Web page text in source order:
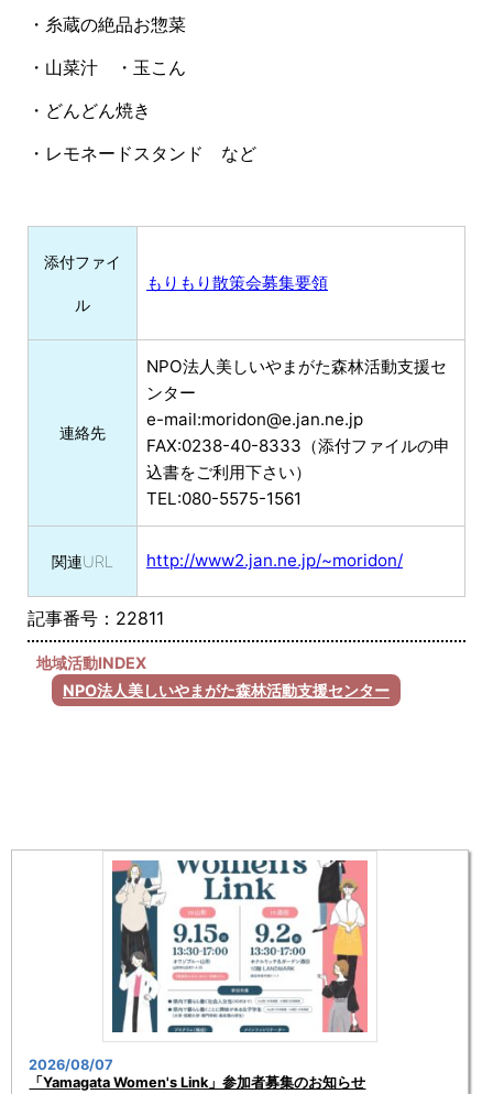
・糸蔵の絶品お惣菜
・山菜汁 ・玉こん
・どんどん焼き
・レモネードスタンド など
添付ファイ
ル
もりもり散策会募集要領
連絡先
NPO法人美しいやまがた森林活動支援セ
ンター
e-mail:moridon@e.jan.ne.jp
FAX:0238-40-8333（添付ファイルの申
込書をご利用下さい）
TEL:080-5575-1561
関連URL http://www2.jan.ne.jp/~moridon/
記事番号：22811
地域活動INDEX
NPO法人美しいやまがた森林活動支援センター
2026/08/07
「Yamagata Women's Link」参加者募集のお知らせ